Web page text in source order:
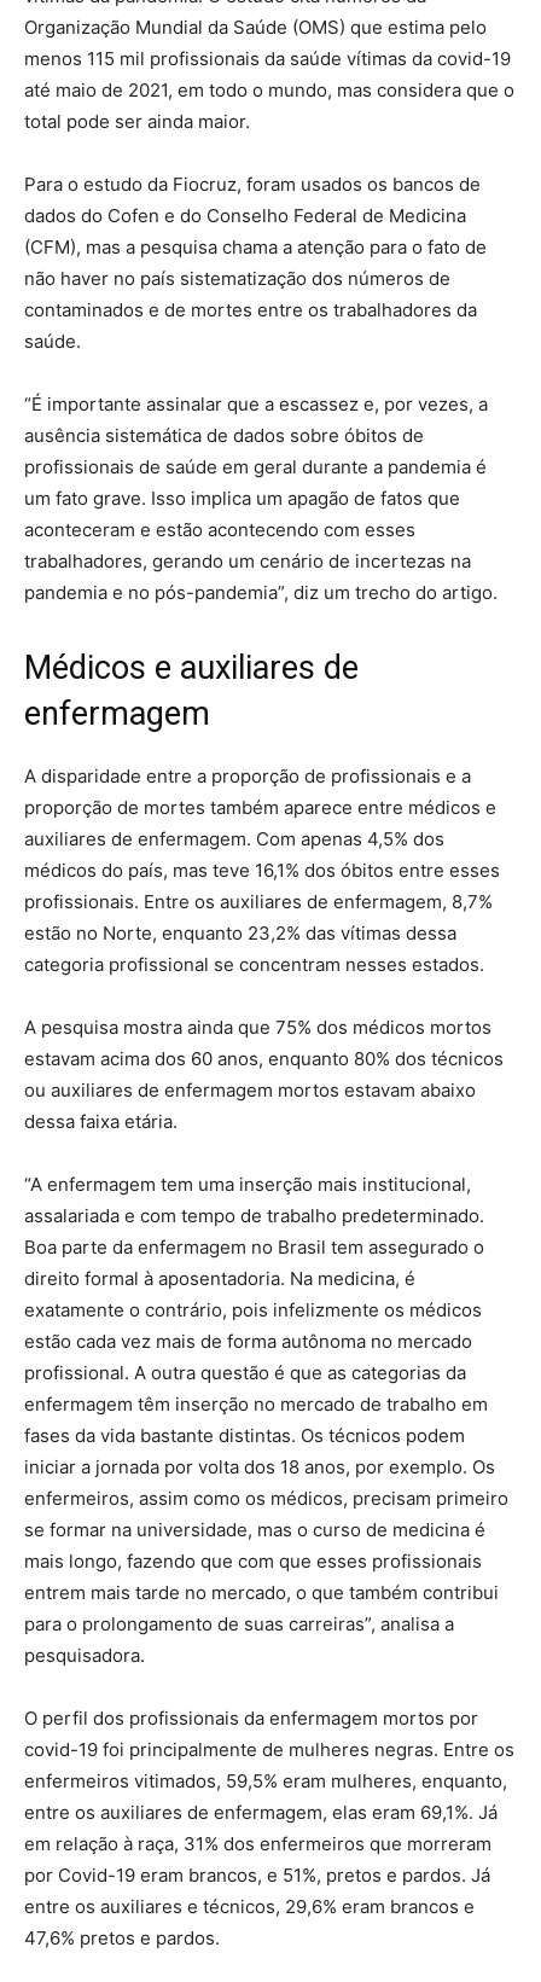
Organização Mundial da Saúde (OMS) que estima pelo
menos 115 mil profissionais da saúde vítimas da covid-19
até maio de 2021, em todo o mundo, mas considera que o
total pode ser ainda maior.
Para o estudo da Fiocruz, foram usados os bancos de
dados do Cofen e do Conselho Federal de Medicina
(CFM), mas a pesquisa chama a atenção para o fato de
não haver no país sistematização dos números de
contaminados e de mortes entre os trabalhadores da
saúde.
“É importante assinalar que a escassez e, por vezes, a
ausência sistemática de dados sobre óbitos de
profissionais de saúde em geral durante a pandemia é
um fato grave. Isso implica um apagão de fatos que
aconteceram e estão acontecendo com esses
trabalhadores, gerando um cenário de incertezas na
pandemia e no pós-pandemia”, diz um trecho do artigo.
Médicos e auxiliares de
enfermagem
A disparidade entre a proporção de profissionais e a
proporção de mortes também aparece entre médicos e
auxiliares de enfermagem. Com apenas 4,5% dos
médicos do país, mas teve 16,1% dos óbitos entre esses
profissionais. Entre os auxiliares de enfermagem, 8,7%
estão no Norte, enquanto 23,2% das vítimas dessa
categoria profissional se concentram nesses estados.
A pesquisa mostra ainda que 75% dos médicos mortos
estavam acima dos 60 anos, enquanto 80% dos técnicos
ou auxiliares de enfermagem mortos estavam abaixo
dessa faixa etária.
“A enfermagem tem uma inserção mais institucional,
assalariada e com tempo de trabalho predeterminado.
Boa parte da enfermagem no Brasil tem assegurado o
direito formal à aposentadoria. Na medicina, é
exatamente o contrário, pois infelizmente os médicos
estão cada vez mais de forma autônoma no mercado
profissional. A outra questão é que as categorias da
enfermagem têm inserção no mercado de trabalho em
fases da vida bastante distintas. Os técnicos podem
iniciar a jornada por volta dos 18 anos, por exemplo. Os
enfermeiros, assim como os médicos, precisam primeiro
se formar na universidade, mas o curso de medicina é
mais longo, fazendo que com que esses profissionais
entrem mais tarde no mercado, o que também contribui
para o prolongamento de suas carreiras”, analisa a
pesquisadora.
O perfil dos profissionais da enfermagem mortos por
covid-19 foi principalmente de mulheres negras. Entre os
enfermeiros vitimados, 59,5% eram mulheres, enquanto,
entre os auxiliares de enfermagem, elas eram 69,1%. Já
em relação à raça, 31% dos enfermeiros que morreram
por Covid-19 eram brancos, e 51%, pretos e pardos. Já
entre os auxiliares e técnicos, 29,6% eram brancos e
47,6% pretos e pardos.